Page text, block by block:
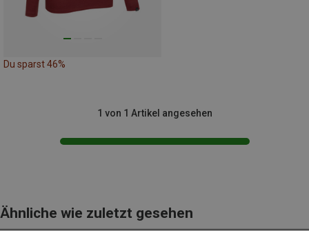
Du sparst 46%
1 von 1 Artikel angesehen
Ähnliche wie zuletzt gesehen